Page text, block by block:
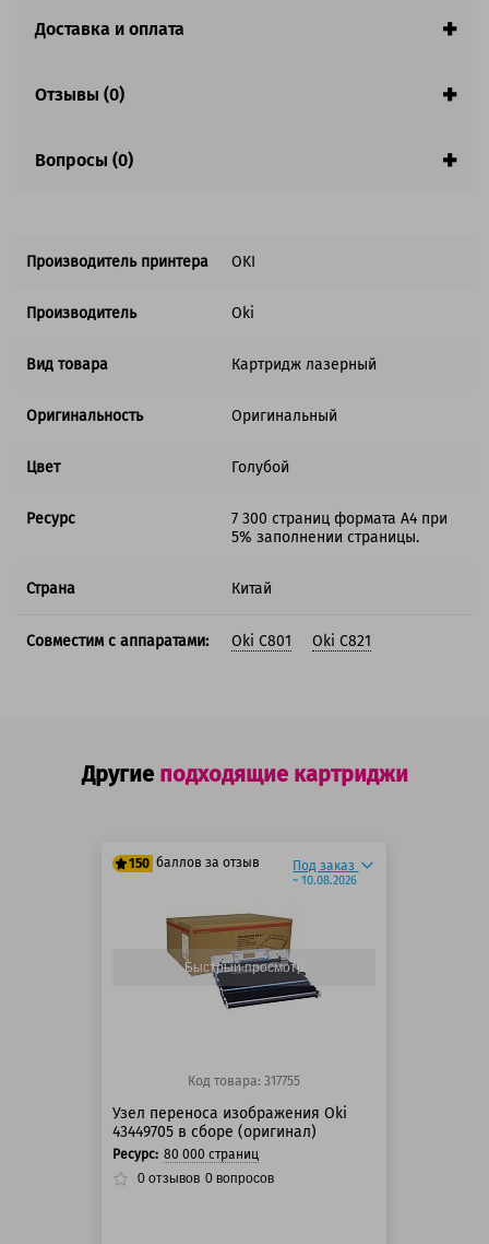
Страна:Китай
Доставка и оплата
Отзывы (0)
Вопросы (0)
Производитель принтера OKI
Производитель Oki
Вид товара Картридж лазерный
Оригинальность Оригинальный
Цвет Голубой
Ресурс
7 300 страниц формата А4 при
5% заполнении страницы.
Страна Китай
Совместим с аппаратами: Oki C801 Oki C821
Другие подходящие картриджи
150 баллов за отзыв
125 баллов
150 баллов
Под заказ
~ 10.08.2026
Быстрый просмотр
Код товара: 317755
Узел переноса изображения Oki
43449705 в сборе (оригинал)
Ресурс: 80 000 страниц
0 отзывов 0 вопросов